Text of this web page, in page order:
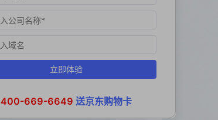
立即体验
400-669-6649 送京东购物卡